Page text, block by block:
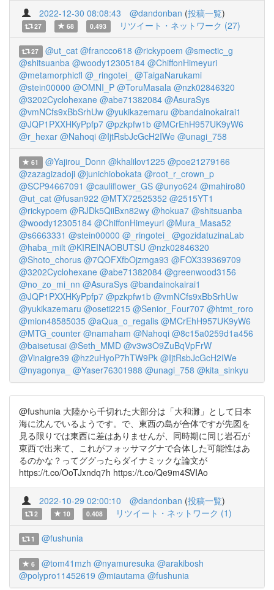
2022-12-30 08:08:43 @dandonban (投稿一覧)
27 68 0.493 リツイート・ネットワーク (27)
27 @ut_cat @francco618 @rickypoem @smectic_g
@shitsuanba @woody12305184 @ChiffonHimeyuri
@metamorphicfl @_ringotei_ @TaigaNarukami
@stein00000 @OMNI_P @ToruMasala @nzk02846320
@3202Cyclohexane @abe71382084 @AsuraSys
@vmNCfs9xBbSrhUw @yukikazemaru @bandainokairai1
@JQP1PXXHKyPpfp7 @pzkpfw1b @MCrEhH957UK9yW6
@r_hexar @Nahoqi @IjtRsbJcGcH2IWe @unagi_758
61 @Yajirou_Donn @khalilov1225 @poe21279166
@zazagizadoji @junichiobokata @root_r_crown_p
@SCP94667091 @cauliflower_GS @unyo624 @mahiro80
@ut_cat @fusan922 @MTX72525352 @2515YT1
@rickypoem @RJDk5QiiBxn82wy @hokua7 @shitsuanba
@woody12305184 @ChiffonHimeyuri @Mura_Masa52
@s6663331 @stein00000 @_ringotei_ @gozidatuzinaLab
@haba_milt @KIREINAOBUTSU @nzk02846320
@Shoto_chorus @7QOFXfbOjzmga93 @FOX339369709
@3202Cyclohexane @abe71382084 @greenwood3156
@no_zo_mi_nn @AsuraSys @bandainokairai1
@JQP1PXXHKyPpfp7 @pzkpfw1b @vmNCfs9xBbSrhUw
@yukikazemaru @oseti2215 @Senior_Four707 @htmt_roro
@mion48585035 @aQua_o_regalis @MCrEhH957UK9yW6
@MTG_counter @namaham @Nahoqi @8c15a0259d1a456
@baisetusai @Seth_MMD @v3w3O9ZuBqVpFrW
@Vinaigre39 @hz2uHyoP7hTW9Pk @IjtRsbJcGcH2IWe
@nyagonya_ @Yaser76301988 @unagi_758 @kita_sinkyu
@fushunia 大陸から千切れた大部分は「大和灘」として日本
海に沈んでいるようです。で、東西の島が合体ですが先図を
見る限りでは東西に差はありませんが、同時期に同じ岩石が
東西で出来て、これがフォッサマグナで合体した可能性はあ
るのかな？ってググったらダイナミックな論文が
https://t.co/OoTJxndq7h https://t.co/Qe9m4SVIAo
2022-10-29 02:00:10 @dandonban (投稿一覧)
2 10 0.408 リツイート・ネットワーク (1)
1 @fushunia
6 @tom41mzh @nyamuresuka @arakibosh
@polypro11452619 @miautama @fushunia